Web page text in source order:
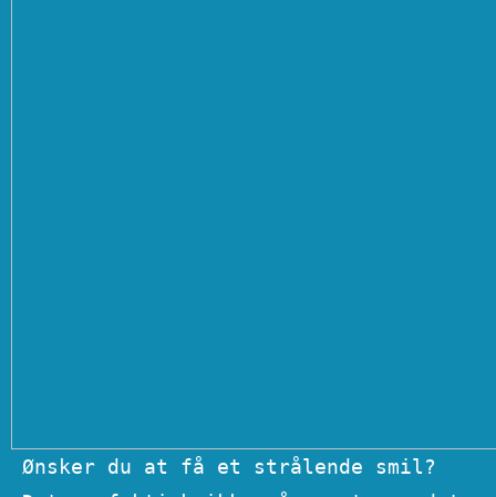
Ønsker du at få et strålende smil?